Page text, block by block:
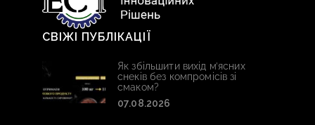
СВІЖІ ПУБЛІКАЦІЇ
Як збільшити вихід м’ясних
снеків без компромісів зі
смаком?
07.08.2026